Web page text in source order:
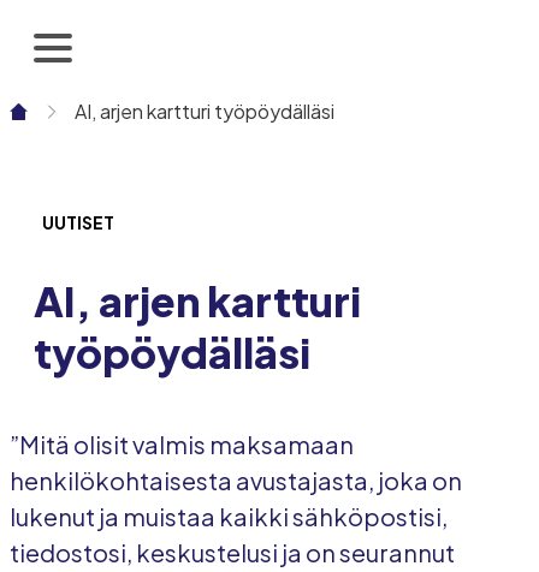
sisältöön
AI, arjen kartturi työpöydälläsi
UUTISET
AI, arjen kartturi
työpöydälläsi
”Mitä olisit valmis maksamaan
henkilökohtaisesta avustajasta, joka on
lukenut ja muistaa kaikki sähköpostisi,
tiedostosi, keskustelusi ja on seurannut